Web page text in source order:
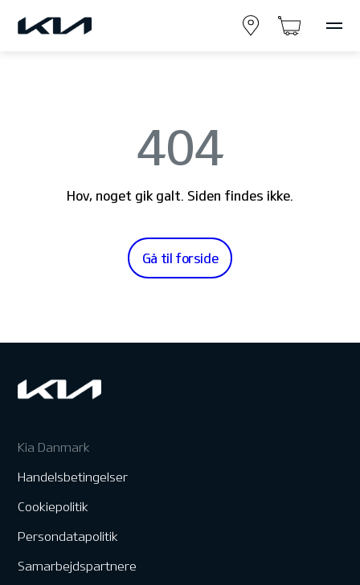
404
Hov, noget gik galt. Siden findes ikke.
Gå til forside
Kia Danmark
Handelsbetingelser
Cookiepolitik
Persondatapolitik
Samarbejdspartnere